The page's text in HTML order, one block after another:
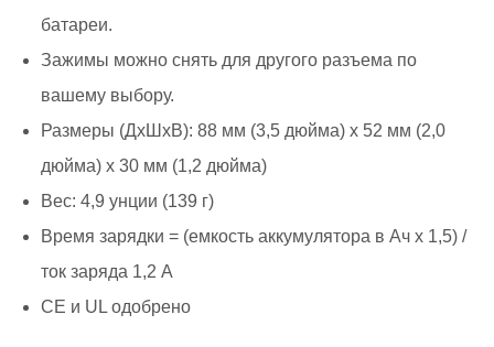
батареи.
Зажимы можно снять для другого разъема по
вашему выбору.
Размеры (ДхШхВ): 88 мм (3,5 дюйма) x 52 мм (2,0
дюйма) x 30 мм (1,2 дюйма)
Вес: 4,9 унции (139 г)
Время зарядки = (емкость аккумулятора в Ач x 1,5) /
ток заряда 1,2 А
CE и UL одобрено